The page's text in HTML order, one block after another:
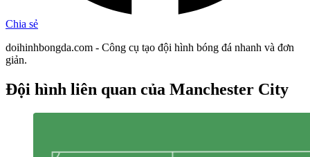
Chia sẻ
doihinhbongda.com - Công cụ tạo đội hình bóng đá nhanh và đơn
giản.
Đội hình liên quan của Manchester City